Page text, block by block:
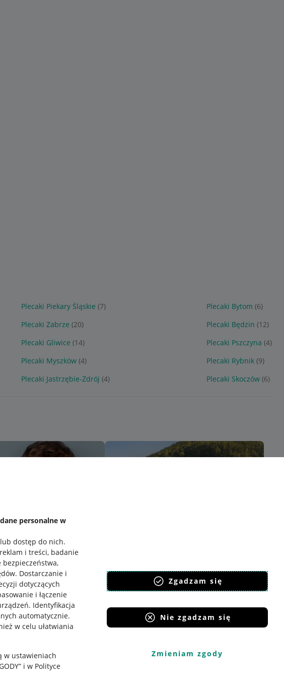
personalne w
dostęp do nich.
i treści, badanie
bezpieczeństwa,
. Dostarczanie i
dotyczących
i łączenie
. Identyfikacja
automatycznie.
w celu ułatwiania
w ustawieniach
i w Polityce
Zgadzam się
Nie zgadzam się
Zmieniam zgody
Plecaki Piekary Śląskie (7) Plecaki Bytom (6)
Plecaki Zabrze (20) Plecaki Będzin (12)
Plecaki Gliwice (14) Plecaki Pszczyna (4)
Plecaki Myszków (4) Plecaki Rybnik (9)
Plecaki Jastrzębie-Zdrój (4) Plecaki Skoczów (6)